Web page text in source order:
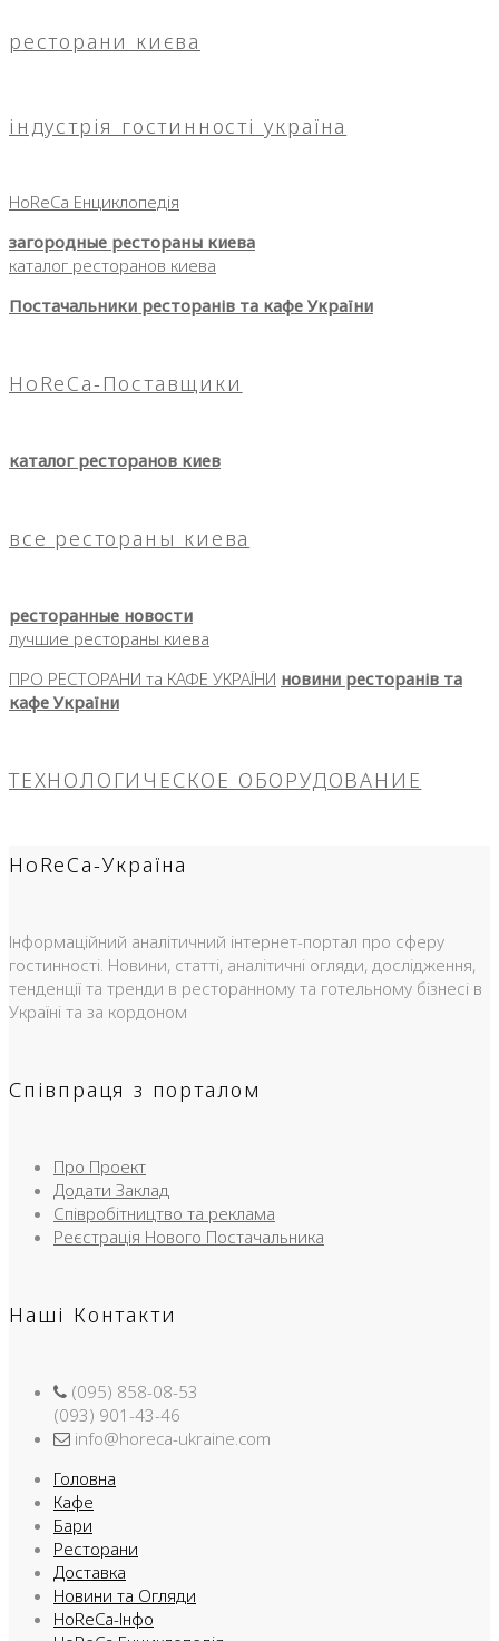
ресторани києва
індустрія гостинності україна
HoReCa Енциклопедія
загородные рестораны киева
каталог ресторанов киева
Постачальники ресторанів та кафе України
HoReCa-Поставщики
каталог ресторанов киев
все рестораны киева
ресторанные новости
лучшие рестораны киева
ПРО РЕСТОРАНИ та КАФЕ УКРАЇНИ новини ресторанів та
кафе України
ТЕХНОЛОГИЧЕСКОЕ ОБОРУДОВАНИЕ
HoReCa-Україна
Інформаційний аналітичний інтернет-портал про сферу
гостинності. Новини, статті, аналітичні огляди, дослідження,
тенденції та тренди в ресторанному та готельному бізнесі в
Україні та за кордоном
Співпраця з порталом
Про Проект
Додати Заклад
Співробітництво та реклама
Реєстрація Нового Постачальника
Наші Контакти
(095) 858-08-53
(093) 901-43-46
info@horeca-ukraine.com
Головна
Кафе
Бари
Ресторани
Доставка
Новини та Огляди
HoReCa-Інфо